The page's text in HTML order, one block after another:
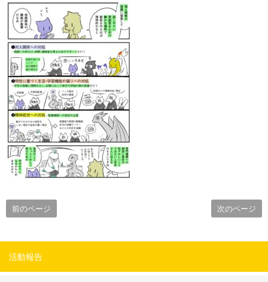
前のページ 次のページ
活動報告